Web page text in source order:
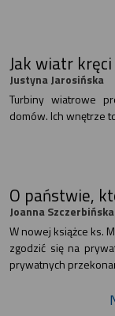
Jak wiatr
Justyna Jarosińska
Turbiny wiatrowe
domów. Ich wnętrze
O państwie,
Joanna Szczerbińska
W nowej książce ks.
zgodzić się na
prywatnych